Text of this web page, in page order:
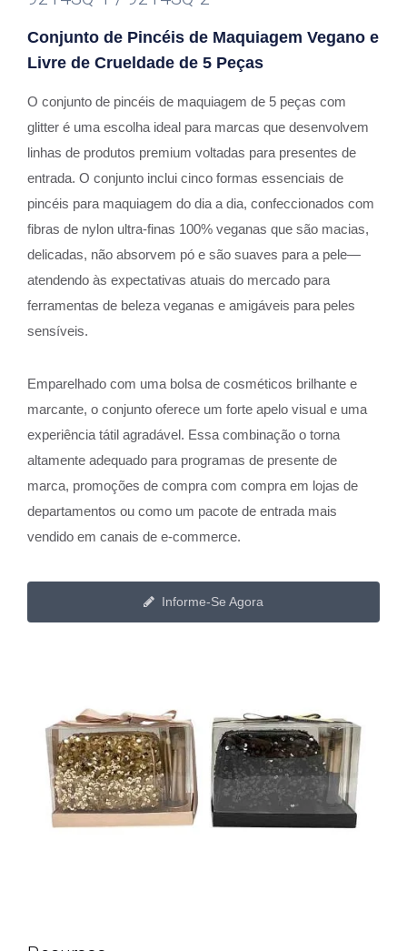
Conjunto de Pincéis de Maquiagem Vegano e
Livre de Crueldade de 5 Peças
O conjunto de pincéis de maquiagem de 5 peças com
glitter é uma escolha ideal para marcas que desenvolvem
linhas de produtos premium voltadas para presentes de
entrada. O conjunto inclui cinco formas essenciais de
pincéis para maquiagem do dia a dia, confeccionados com
fibras de nylon ultra-finas 100% veganas que são macias,
delicadas, não absorvem pó e são suaves para a pele—
atendendo às expectativas atuais do mercado para
ferramentas de beleza veganas e amigáveis para peles
sensíveis.
Emparelhado com uma bolsa de cosméticos brilhante e
marcante, o conjunto oferece um forte apelo visual e uma
experiência tátil agradável. Essa combinação o torna
altamente adequado para programas de presente de
marca, promoções de compra com compra em lojas de
departamentos ou como um pacote de entrada mais
vendido em canais de e-commerce.
Informe-Se Agora